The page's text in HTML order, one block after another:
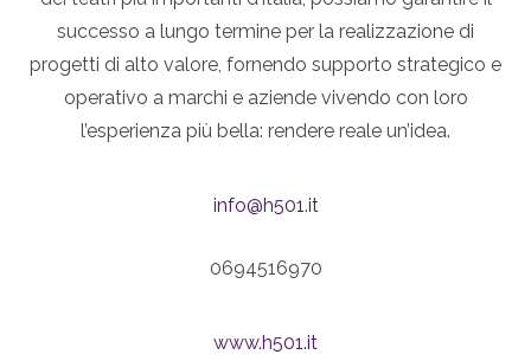
successo a lungo termine per la realizzazione di
progetti di alto valore, fornendo supporto strategico e
operativo a marchi e aziende vivendo con loro
l’esperienza più bella: rendere reale un’idea.
info@h501.it
0694516970
www.h501.it